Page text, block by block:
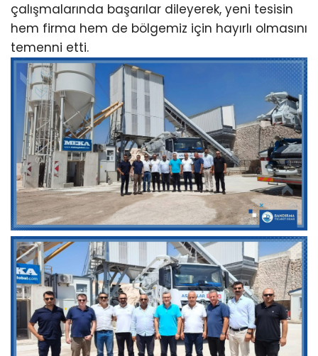
çalışmalarında başarılar dileyerek, yeni tesisin
hem firma hem de bölgemiz için hayırlı olmasını
temenni etti.